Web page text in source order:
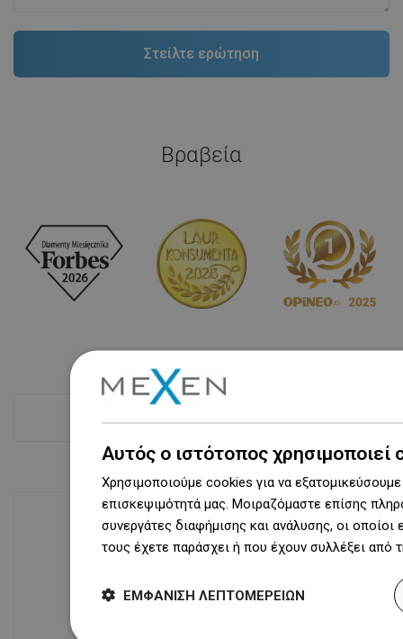
Βραβεία
Διαθεσιμότητα προϊόντων
31 000 m² με πάνω από 68 χιλιάδες
Αυτός ο ιστότοπος χρησιμοποιεί
Χρησιμοποιούμε cookies για να
επισκεψιμότητά μας. Μοιραζόμαστε επίσης
συνεργάτες διαφήμισης και ανάλυσης, οι
τους έχετε παράσχει ή που έχουν συλλέξει
ΕΜΦΆΝΙΣΗ ΛΕΠΤΟΜΕΡΕΙΏΝ